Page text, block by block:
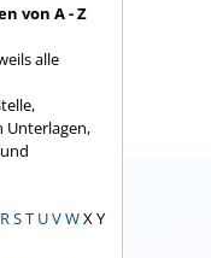
von A - Z
alle
Unterlagen,
RST UVWX Y